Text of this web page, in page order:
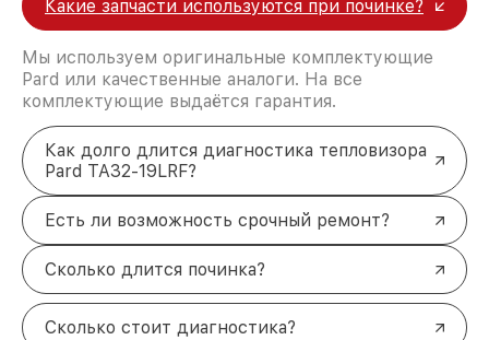
Какие запчасти используются при починке?
Мы используем оригинальные комплектующие
Pard или качественные аналоги. На все
комплектующие выдаётся гарантия.
Как долго длится диагностика тепловизора
Pard TA32-19LRF?
Есть ли возможность срочный ремонт?
Сколько длится починка?
Сколько стоит диагностика?